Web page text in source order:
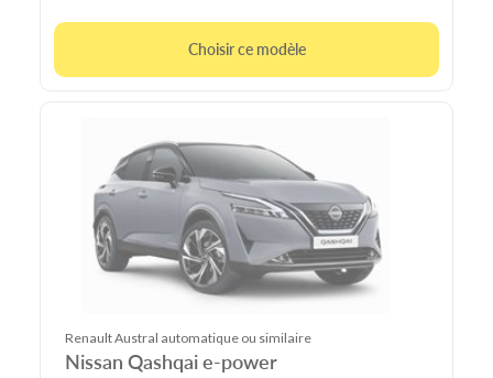
Choisir ce modèle
Renault Austral automatique ou similaire
Nissan Qashqai e-power